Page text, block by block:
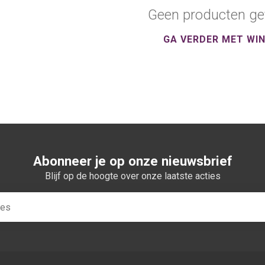
Geen producten
GA VERDER MET
Abonneer je op onze nieuwsbrief
Blijf op de hoogte over onze laatste acties